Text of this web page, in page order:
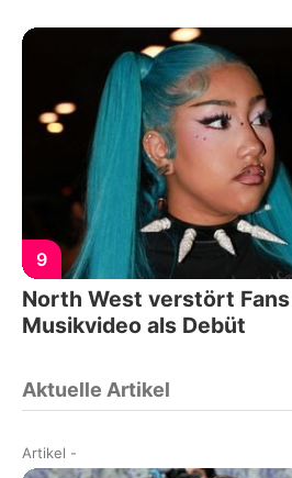
9
North West verstört
Musikvideo als Debüt
Aktuelle Artikel
Artikel -